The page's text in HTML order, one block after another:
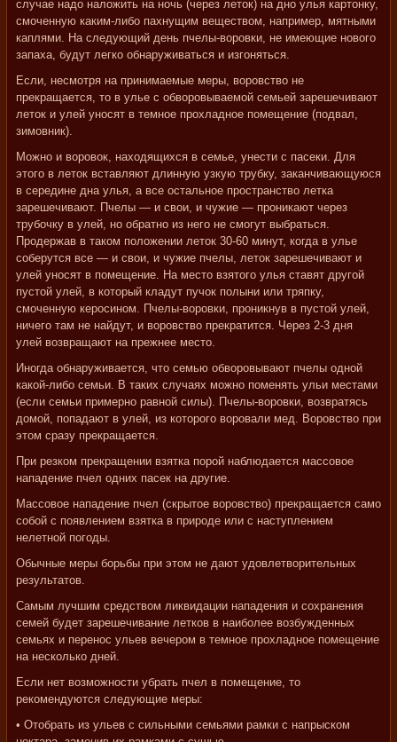
случае надо наложить на ночь (через леток) на дно улья картонку,
смоченную каким-либо пахнущим веществом, например, мятными
каплями. На следующий день пчелы-воровки, не имеющие нового
запаха, будут легко обнаруживаться и изгоняться.
Если, несмотря на принимаемые меры, воровство не
прекращается, то в улье с обворовываемой семьей зарешечивают
леток и улей уносят в темное прохладное помещение (подвал,
зимовник).
Можно и воровок, находящихся в семье, унести с пасеки. Для
этого в леток вставляют длинную узкую трубку, заканчивающуюся
в середине дна улья, а все остальное пространство летка
зарешечивают. Пчелы — и свои, и чужие — проникают через
трубочку в улей, но обратно из него не смогут выбраться.
Продержав в таком положении леток 30-60 минут, когда в улье
соберутся все — и свои, и чужие пчелы, леток зарешечивают и
улей уносят в помещение. На место взятого улья ставят другой
пустой улей, в который кладут пучок полыни или тряпку,
смоченную керосином. Пчелы-воровки, проникнув в пустой улей,
ничего там не найдут, и воровство прекратится. Через 2-3 дня
улей возвращают на прежнее место.
Иногда обнаруживается, что семью обворовывают пчелы одной
какой-либо семьи. В таких случаях можно поменять ульи местами
(если семьи примерно равной силы). Пчелы-воровки, возвратясь
домой, попадают в улей, из которого воровали мед. Воровство при
этом сразу прекращается.
При резком прекращении взятка порой наблюдается массовое
нападение пчел одних пасек на другие.
Массовое нападение пчел (скрытое воровство) прекращается само
собой с появлением взятка в природе или с наступлением
нелетной погоды.
Обычные меры борьбы при этом не дают удовлетворительных
результатов.
Самым лучшим средством ликвидации нападения и сохранения
семей будет зарешечивание летков в наиболее возбужденных
семьях и перенос ульев вечером в темное прохладное помещение
на несколько дней.
Если нет возможности убрать пчел в помещение, то
рекомендуются следующие меры:
• Отобрать из ульев с сильными семьями рамки с напрыском